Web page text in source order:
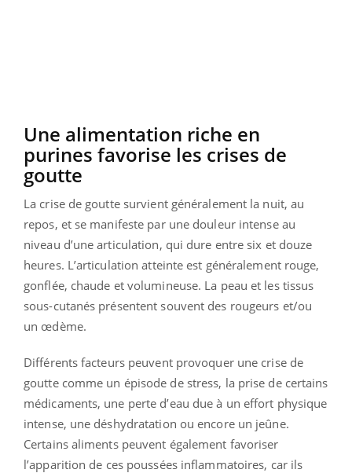
Une alimentation riche en
purines favorise les crises de
goutte
La crise de goutte survient généralement la nuit, au
repos, et se manifeste par une douleur intense au
niveau d’une articulation, qui dure entre six et douze
heures. L’articulation atteinte est généralement rouge,
gonflée, chaude et volumineuse. La peau et les tissus
sous-cutanés présentent souvent des rougeurs et/ou
un œdème.
Différents facteurs peuvent provoquer une crise de
goutte comme un épisode de stress, la prise de certains
médicaments, une perte d’eau due à un effort physique
intense, une déshydratation ou encore un jeûne.
Certains aliments peuvent également favoriser
l’apparition de ces poussées inflammatoires, car ils